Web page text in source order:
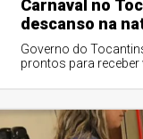
Carnaval no
descanso na
Governo do
prontos para receber